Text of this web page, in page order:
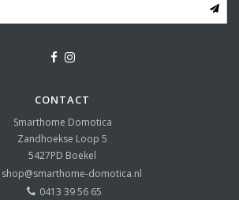
CONTACT
Smarthome Domotica
Zandhoekse Loop 5
5427PD Boekel
shop@smarthome-domotica.nl
0413 39 56 65